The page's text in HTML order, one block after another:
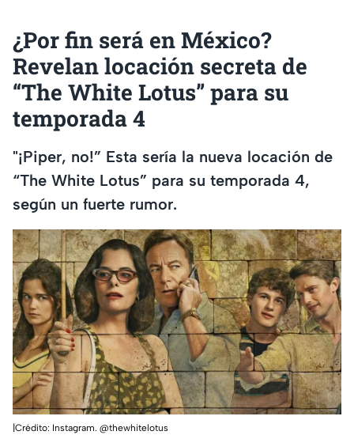
¿Por fin será en México?
Revelan locación secreta de
“The White Lotus” para su
temporada 4
"¡Piper, no!” Esta sería la nueva locación de
“The White Lotus” para su temporada 4,
según un fuerte rumor.
|Crédito: Instagram. @thewhitelotus